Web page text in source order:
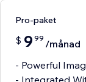
Pro-paket
$ 9 99 /månad
- Powerful